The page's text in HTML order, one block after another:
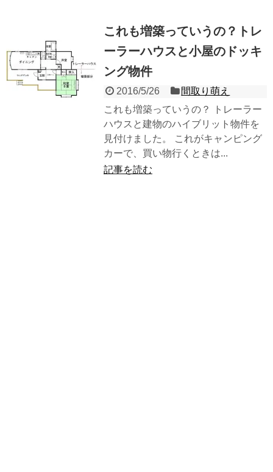
これも増築っていうの？トレ
ーラーハウスと小屋のドッキ
ング物件
2016/5/26
間取り萌え
これも増築っていうの？ トレーラー
ハウスと建物のハイブリット物件を
見付けました。 これがキャンピング
カーで、買い物行くときは...
記事を読む